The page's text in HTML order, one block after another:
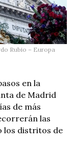
Rubio – Europa
en la
de Madrid
de más
las
los distritos de